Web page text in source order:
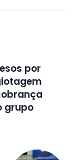
por
grupo